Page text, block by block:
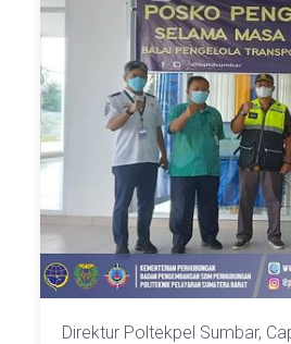
Direktur Poltekpel Sumbar,